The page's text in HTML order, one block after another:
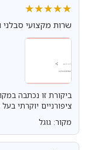
★★★★★
★★★★★
שרות מקצועי
ביקורת זו נכתבה
ציפורניים יוקרתי
מקור: גוגל